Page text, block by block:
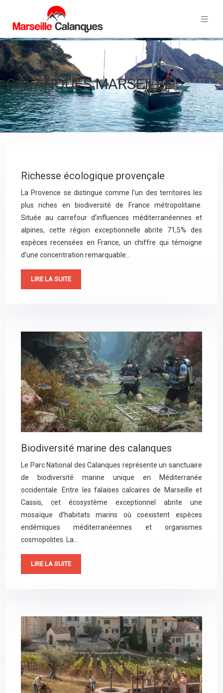
CALANQUES MARSEILLE
Richesse écologique provençale
La Provence se distingue comme l’un des territoires les
plus riches en biodiversité de France métropolitaine.
Située au carrefour d’influences méditerranéennes et
alpines, cette région exceptionnelle abrite 71,5% des
espèces recensées en France, un chiffre qui témoigne
d’une concentration remarquable…
LIRE LA SUITE
Biodiversité marine des calanques
Le Parc National des Calanques représente un sanctuaire
de biodiversité marine unique en Méditerranée
occidentale. Entre les falaises calcaires de Marseille et
Cassis, cet écosystème exceptionnel abrite une
mosaïque d’habitats marins où coexistent espèces
endémiques méditerranéennes et organismes
cosmopolites. La…
LIRE LA SUITE